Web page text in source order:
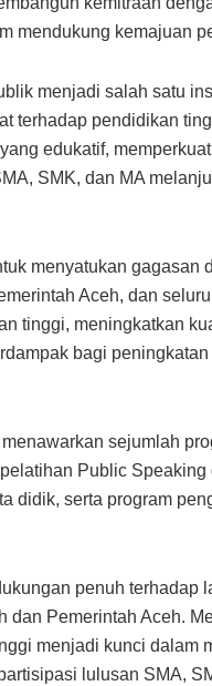
mendukung kemajuan
menjadi salah satu
terhadap pendidikan
edukatif,
SMK, dan MA
menyatukan gagasan
Aceh, dan
tinggi, meningkatkan
bagi
sejumlah
Public
didik, serta program
penuh terhadap
Pemerintah Aceh.
menjadi kunci dalam
lulusan SMA,